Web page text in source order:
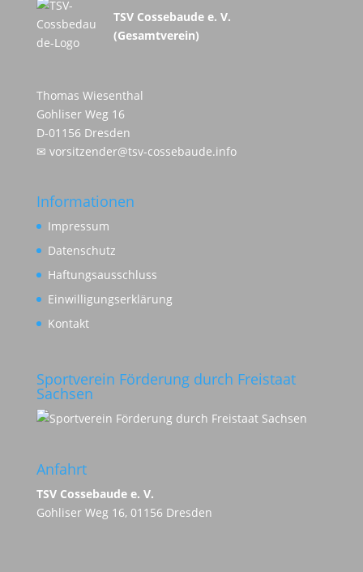
TSV Cossebaude e. V.
(Gesamtverein)
Thomas Wiesenthal
Gohliser Weg 16
D-01156 Dresden
✉ vorsitzender@tsv-cossebaude.info
Informationen
Impressum
Datenschutz
Haftungsausschluss
Einwilligungserklärung
Kontakt
Sportverein Förderung durch Freistaat
Sachsen
Anfahrt
TSV Cossebaude e. V.
Gohliser Weg 16, 01156 Dresden